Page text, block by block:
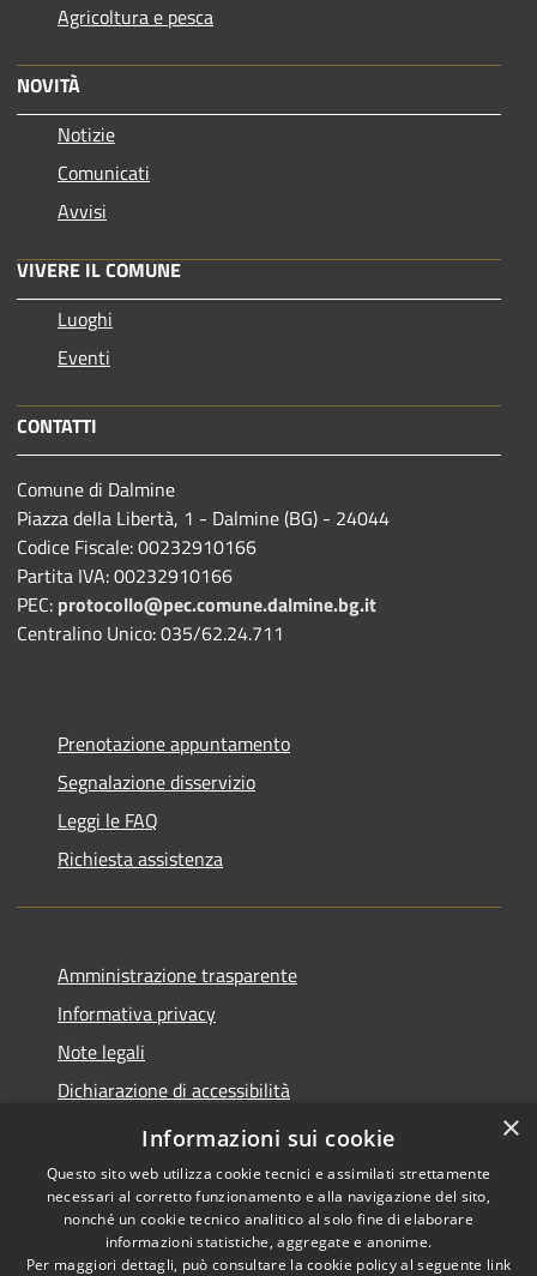
Agricoltura e pesca
NOVITÀ
Notizie
Comunicati
Avvisi
VIVERE IL COMUNE
Luoghi
Eventi
CONTATTI
Comune di Dalmine
Piazza della Libertà, 1 - Dalmine (BG) - 24044
Codice Fiscale: 00232910166
Partita IVA: 00232910166
PEC: protocollo@pec.comune.dalmine.bg.it
Centralino Unico: 035/62.24.711
Prenotazione appuntamento
Segnalazione disservizio
Leggi le FAQ
Richiesta assistenza
Amministrazione trasparente
Informativa privacy
Note legali
Dichiarazione di accessibilità
Piano di miglioramento del sito
Copyright © 2026 • Comune di
×
Informazioni sui cookie
Questo sito web utilizza cookie tecnici e assimilati strettamente
necessari al corretto funzionamento e alla navigazione del sito,
nonché un cookie tecnico analitico al solo fine di elaborare
informazioni statistiche, aggregate e anonime.
Per maggiori dettagli, può consultare la cookie policy al seguente link